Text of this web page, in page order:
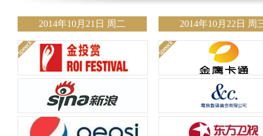
2014年10月21日 周二 2014年10月22日 周